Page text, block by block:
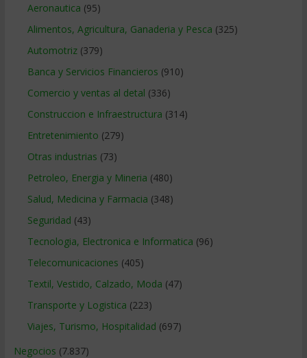
Aeronautica (95)
Alimentos, Agricultura, Ganaderia y Pesca (325)
Automotriz(379)
Banca y Servicios Financieros (910)
Comercio y ventas al detal (336)
Construccion e Infraestructura (314)
Entretenimiento (279)
Otras industrias (73)
Petroleo, Energia y Mineria (480)
Salud, Medicina y Farmacia (348)
Seguridad (43)
Tecnologia, Electronica e Informatica (96)
Telecomunicaciones (405)
Textil, Vestido, Calzado, Moda (47)
Transporte y Logistica (223)
Viajes, Turismo, Hospitalidad (697)
Negocios (7.837)